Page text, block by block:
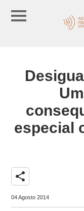
especial
share
04 Agosto 2014